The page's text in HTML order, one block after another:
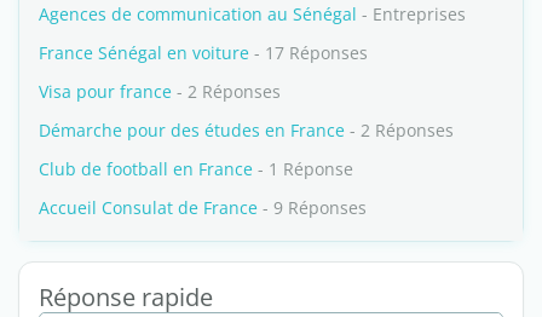
Agences de communication au Sénégal - Entreprises
France Sénégal en voiture - 17 Réponses
Visa pour france - 2 Réponses
Démarche pour des études en France - 2 Réponses
Club de football en France - 1 Réponse
Accueil Consulat de France - 9 Réponses
Réponse rapide